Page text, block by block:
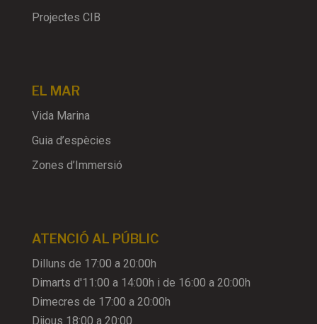
Projectes CIB
EL MAR
Vida Marina
Guia d’espècies
Zones d’Immersió
ATENCIÓ AL PÚBLIC
Dilluns de 17:00 a 20:00h
Dimarts d'11:00 a 14:00h i de 16:00 a 20:00h
Dimecres de 17:00 a 20:00h
Dijous 18:00 a 20:00